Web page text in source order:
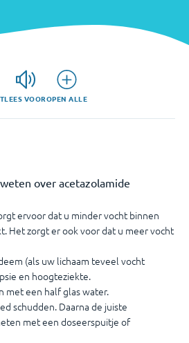
LEES VOOROPEN ALLE
over acetazolamide
ervoor dat u minder vocht binnen
Het zorgt er ook voor dat u meer vocht
(als uw lichaam teveel vocht
en hoogteziekte.
met een half glas water.
schudden. Daarna de juiste
met een doseerspuitje of